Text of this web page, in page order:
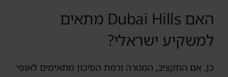
האם Dubai Hills מתאים
למשקיע ישראלי?
כן, אם התקציב, המטרה ורמת הסיכון מתאימים לאופי